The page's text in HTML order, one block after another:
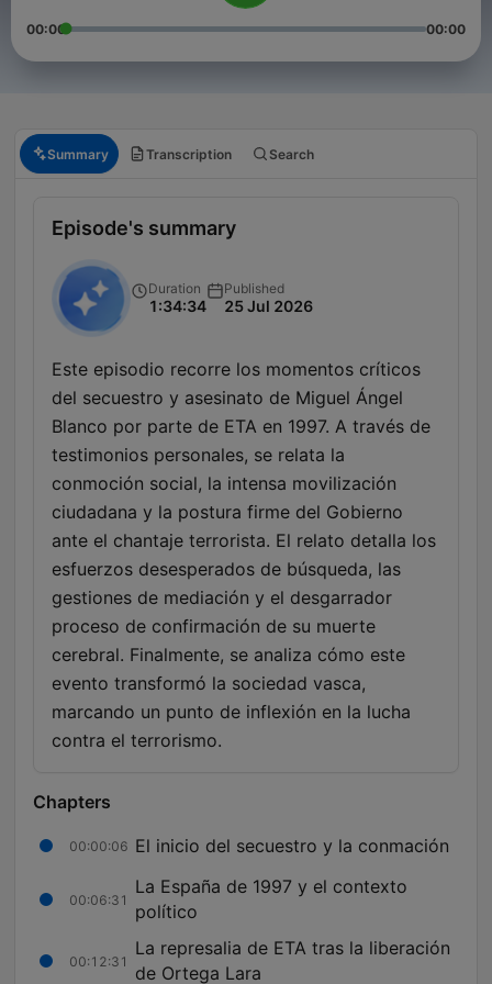
00:00 00:00
Summary Transcription Search
Episode's summary
Duration
1:34:34
Published
25 Jul 2026
Este episodio recorre los momentos críticos
del secuestro y asesinato de Miguel Ángel
Blanco por parte de ETA en 1997. A través de
testimonios personales, se relata la
conmoción social, la intensa movilización
ciudadana y la postura firme del Gobierno
ante el chantaje terrorista. El relato detalla los
esfuerzos desesperados de búsqueda, las
gestiones de mediación y el desgarrador
proceso de confirmación de su muerte
cerebral. Finalmente, se analiza cómo este
evento transformó la sociedad vasca,
marcando un punto de inflexión en la lucha
contra el terrorismo.
Chapters
00:00:06 El inicio del secuestro y la conmación
00:06:31
La España de 1997 y el contexto
político
00:12:31
La represalia de ETA tras la liberación
de Ortega Lara